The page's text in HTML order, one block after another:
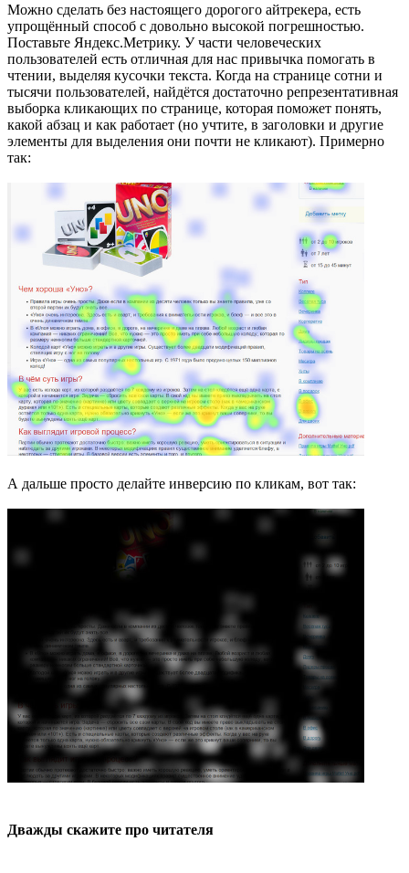
Можно сделать без настоящего дорогого айтрекера, есть
упрощённый способ с довольно высокой погрешностью.
Поставьте Яндекс.Метрику. У части человеческих
пользователей есть отличная для нас привычка помогать в
чтении, выделяя кусочки текста. Когда на странице сотни и
тысячи пользователей, найдётся достаточно репрезентативная
выборка кликающих по странице, которая поможет понять,
какой абзац и как работает (но учтите, в заголовки и другие
элементы для выделения они почти не кликают). Примерно
так:
А дальше просто делайте инверсию по кликам, вот так:
Дважды скажите про читателя